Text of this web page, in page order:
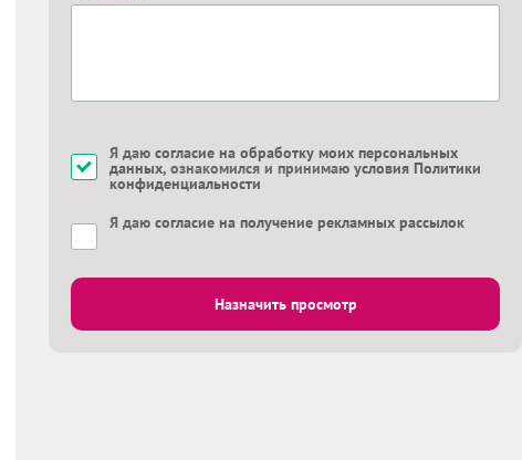
Я даю согласие на обработку моих персональных
данных, ознакомился и принимаю условия Политики
конфиденциальности
Я даю согласие на получение рекламных рассылок
Назначить просмотр